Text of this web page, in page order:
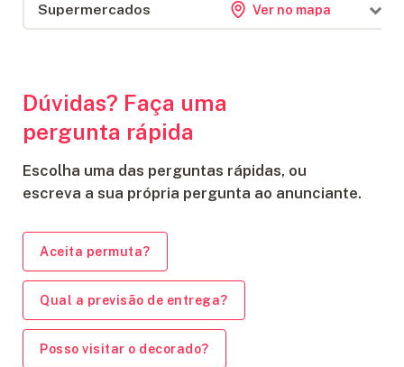
App Grupo Escolar Elisa Gessele Orsi
881 m
Supermercados Ver no mapa
Mercearia Neumann
Dúvidas? Faça uma
pergunta rápida
Escolha uma das perguntas rápidas, ou
escreva a sua própria pergunta ao anunciante.
Aceita permuta?
Qual a previsão de entrega?
Posso visitar o decorado?